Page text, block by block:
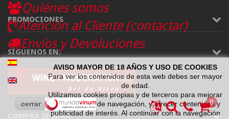
PROMOCIONES
SÍGUENOS EN:
COMPRA SEGURA
cerrar
AVISO MAYOR DE 18 AÑOS Y USO DE COOKIES
Para ver los contenidos de esta web debes ser mayor
de edad.
Utilizamos cookies propias y de terceros para mejorar
la experiencia de navegación, y ofrecer contenidos y
publicidad de interés. Al continuar con la navegación
Quiénes somos
Atención al Cliente (contactar)
Envíos y Devoluciones
0